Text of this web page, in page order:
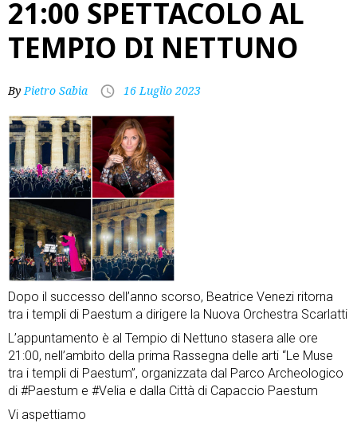
21:00 SPETTACOLO AL
TEMPIO DI NETTUNO
ByPietro Sabia 16 Luglio 2023
Dopo il successo dell’anno scorso, Beatrice Venezi ritorna
tra i templi di Paestum a dirigere la Nuova Orchestra Scarlatti
L’appuntamento è al Tempio di Nettuno stasera alle ore
21:00, nell’ambito della prima Rassegna delle arti “Le Muse
tra i templi di Paestum”, organizzata dal Parco Archeologico
di #Paestum e #Velia e dalla Città di Capaccio Paestum
Vi aspettiamo